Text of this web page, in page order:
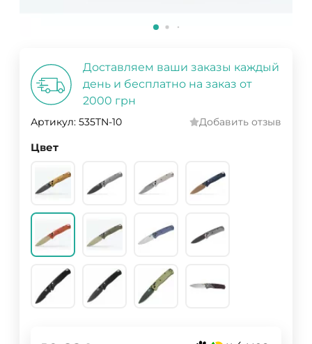
Доставляем ваши заказы каждый
день и бесплатно на заказ от
2000 грн
Артикул: 535TN-10 Добавить отзыв
Цвет